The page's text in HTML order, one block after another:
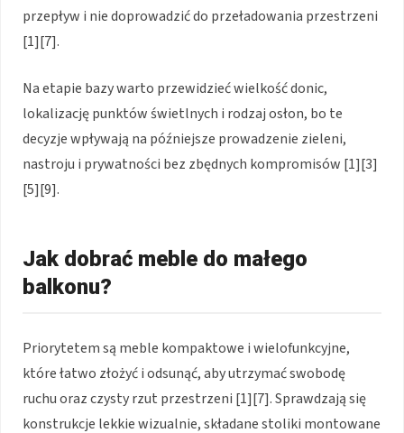
przepływ i nie doprowadzić do przeładowania przestrzeni
[1][7].
Na etapie bazy warto przewidzieć wielkość donic,
lokalizację punktów świetlnych i rodzaj osłon, bo te
decyzje wpływają na późniejsze prowadzenie zieleni,
nastroju i prywatności bez zbędnych kompromisów [1][3]
[5][9].
Jak dobrać meble do małego
balkonu?
Priorytetem są meble kompaktowe i wielofunkcyjne,
które łatwo złożyć i odsunąć, aby utrzymać swobodę
ruchu oraz czysty rzut przestrzeni [1][7]. Sprawdzają się
konstrukcje lekkie wizualnie, składane stoliki montowane